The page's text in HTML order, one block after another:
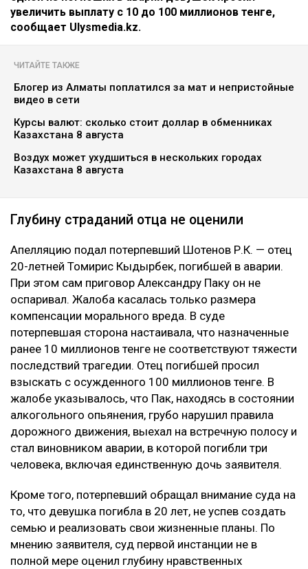
увеличить выплату с 10 до 100 миллионов тенге,
сообщает Ulysmedia.kz.
ЧИТАЙТЕ ТАКЖЕ
Блогер из Алматы поплатился за мат и непристойные
видео в сети
Курсы валют: сколько стоит доллар в обменниках
Казахстана 8 августа
Воздух может ухудшиться в нескольких городах
Казахстана 8 августа
Глубину страданий отца не оценили
Апелляцию подал потерпевший Шотенов Р.К. — отец
20-летней Томирис Кыдырбек, погибшей в аварии.
При этом сам приговор Александру Паку он не
оспаривал. Жалоба касалась только размера
компенсации морального вреда. В суде
потерпевшая сторона настаивала, что назначенные
ранее 10 миллионов тенге не соответствуют тяжести
последствий трагедии. Отец погибшей просил
взыскать с осужденного 100 миллионов тенге. В
жалобе указывалось, что Пак, находясь в состоянии
алкогольного опьянения, грубо нарушил правила
дорожного движения, выехал на встречную полосу и
стал виновником аварии, в которой погибли три
человека, включая единственную дочь заявителя.
Кроме того, потерпевший обращал внимание суда на
то, что девушка погибла в 20 лет, не успев создать
семью и реализовать свои жизненные планы. По
мнению заявителя, суд первой инстанции не в
полной мере оценил глубину нравственных